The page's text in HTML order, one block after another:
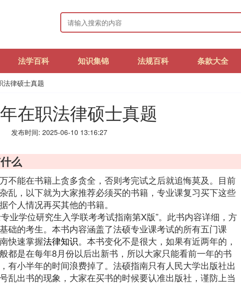
法学百科 知识集锦 法规百科 条款大全
法律硕士真题
在职法律硕士真题
发布时间: 2025-06-10 13:16:27
么
不能在书籍上贪多贪全，否则考完试之后就追悔莫及。目前
乱，以下就为大家推荐必须买的书籍，专业课复习买下这些
个人情况再买其他的书籍。
业学位研究生入学联考考试指南第X版”。此书内容详细，方
础的考生。本书内容涵盖了法硕专业课考试的所有五门课
快速掌握法律知识。本书变化不是很大，如果有近两年的，
都是在每年8月份以后出新书，所以大家只能看前一年的书
有小半年的时间浪费掉了。法硕指南只有人民大学出版社出
乱出书的现象，大家在买书的时候要认准出版社，谨防上当